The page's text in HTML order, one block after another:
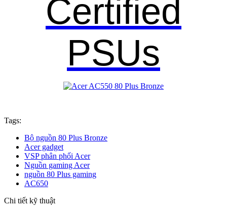
Certified
PSUs
Tags:
Bộ nguồn 80 Plus Bronze
Acer gadget
VSP phân phối Acer
Nguồn gaming Acer
nguồn 80 Plus gaming
AC650
Chi tiết kỹ thuật